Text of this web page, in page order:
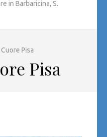
in Barbaricina, S.
Pisa
Pisa